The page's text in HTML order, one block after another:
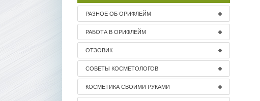
РАЗНОЕ ОБ ОРИФЛЕЙМ
РАБОТА В ОРИФЛЕЙМ
ОТЗОВИК
СОВЕТЫ КОСМЕТОЛОГОВ
КОСМЕТИКА СВОИМИ РУКАМИ